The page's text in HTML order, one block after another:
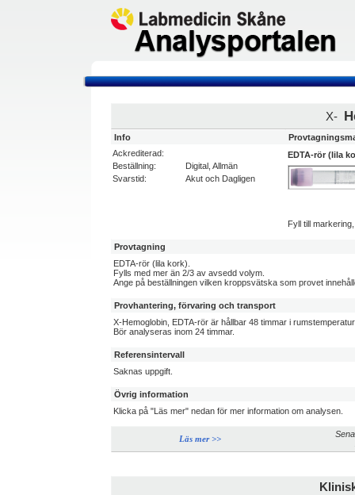
X-
Info
Ackrediterad:
Beställning:
Digital, Allmän
Svarstid:
Akut och Dagligen
EDTA-rör (lila
Fyll till
Provtagning
EDTA-rör (lila kork).
Fylls med mer än 2/3 av avsedd volym.
Ange på beställningen vilken kroppsvätska som provet
Provhantering, förvaring och transport
X-Hemoglobin, EDTA-rör är hållbar 48 timmar i
Bör analyseras inom 24 timmar.
Referensintervall
Saknas uppgift.
Övrig information
Klicka på "Läs mer" nedan för mer information om analysen.
Läs mer >>